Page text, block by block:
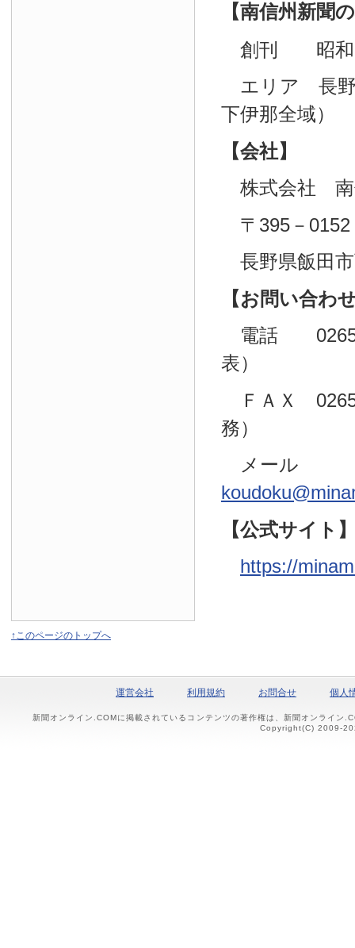
【南信州新聞
創刊 昭和
エリア 長野
下伊那全域）
【会社】
株式会社 南
〒395－0152
長野県飯田
【お問い合わ
電話 0265
表）
ＦＡＸ 0265
務）
メール
【公式サイト
https://
↑このページのトップへ
運営会社 利用規約 お問合せ 個人
新聞オンライン.COMに掲載されているコンテンツの著作権は、新聞オンライン
Copyright(C) 2009-